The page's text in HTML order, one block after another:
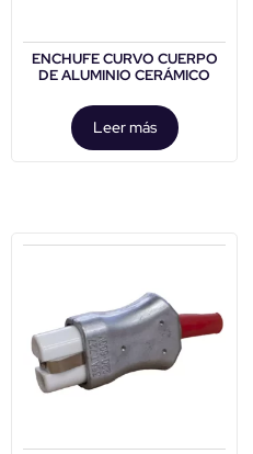
ENCHUFE CURVO CUERPO
DE ALUMINIO CERÁMICO
Leer más